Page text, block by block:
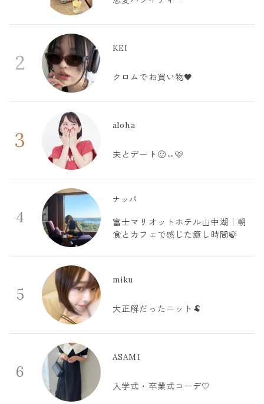
2
KEI
クロムでお買い物🖤
3
aloha
夫とデート🙂‍↔️🩷
4
ナッパ
富士マリオットホテル山中湖｜朝
食とカフェで感じた癒し時間🍃
5
miku
大正解だったニット🐏
6
ASAMI
入学式・卒業式コーデ🤍